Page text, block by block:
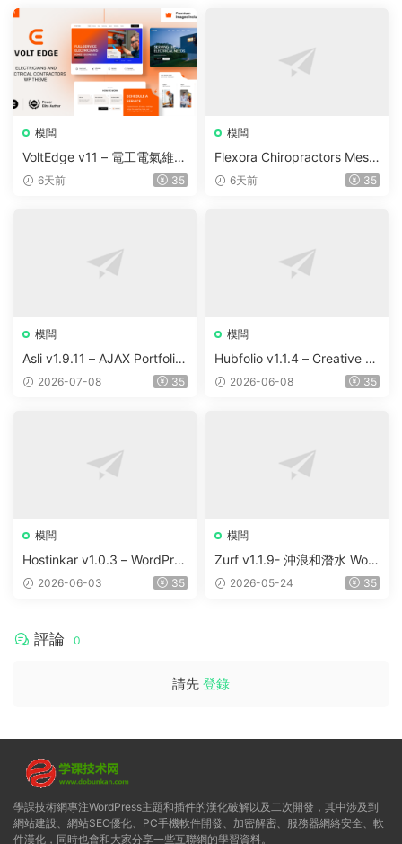
模闆
VoltEdge v11 – 電工電氣維修
WordPress 主題
6天前 35
模闆
Flexora Chiropractors Mess
age and Physical Therapist
6天前 35
模闆
Asli v1.9.11 – AJAX Portfolio
Elementor WordPress Them
2026-07-08 35
模闆
Hubfolio v1.1.4 – Creative P
ortfolio & Digital Agency Wo
2026-06-08 35
模闆
Hostinkar v1.0.3 – WordPres
s & WHMCS 主題
2026-06-03 35
模闆
Zurf v1.1.9- 沖浪和潛水 Wor
dPress主題
2026-05-24 35
評論 0
請先 登錄
學課技術網專注WordPress主題和插件的漢化破解以及二次開發，其中涉及到
網站建設、網站SEO優化、PC手機軟件開發、加密解密、服務器網絡安全、軟
件漢化，同時也會和大家分享一些互聯網的學習資料。